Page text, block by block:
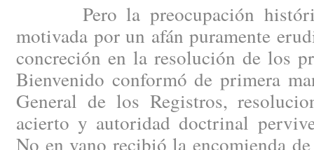
Pero la preocupación
motivada por un afán puramente
concreción en la resolución de los
Bienvenido conformó de primera
General de los Registros,
acierto y autoridad doctrinal
No en vano recibió la encomienda